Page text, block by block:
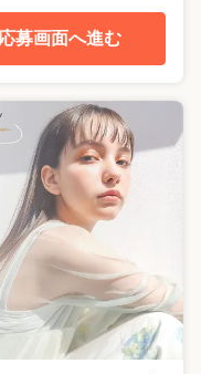
応募画面へ進む